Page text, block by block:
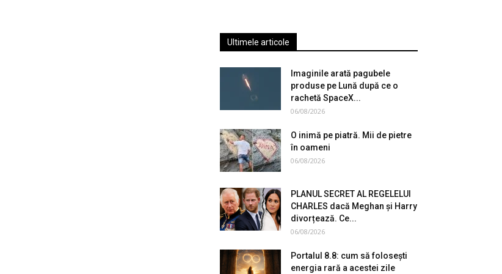
Ultimele articole
Imaginile arată pagubele
produse pe Lună după ce o
rachetă SpaceX...
06/08/2026
O inimă pe piatră. Mii de pietre
în oameni
06/08/2026
PLANUL SECRET AL REGELELUI
CHARLES dacă Meghan și Harry
divorțează. Ce...
06/08/2026
Portalul 8.8: cum să folosești
energia rară a acestei zile